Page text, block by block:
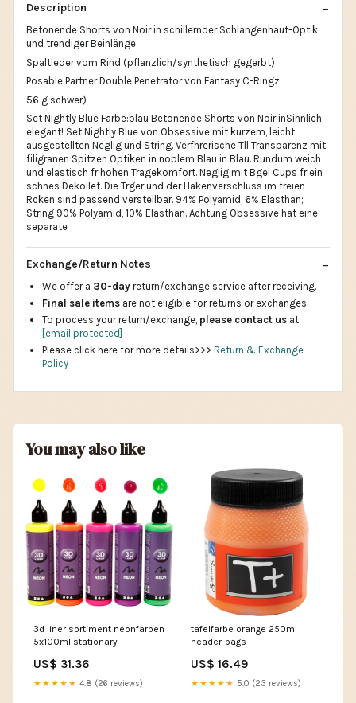
Description
Betonende Shorts von Noir in schillernder Schlangenhaut-Optik
und trendiger Beinlänge
Spaltleder vom Rind (pflanzlich/synthetisch gegerbt)
Posable Partner Double Penetrator von Fantasy C-Ringz
56 g schwer)
Set Nightly Blue Farbe:blau Betonende Shorts von Noir inSinnlich
elegant! Set Nightly Blue von Obsessive mit kurzem, leicht
ausgestellten Neglig und String. Verfhrerische Tll Transparenz mit
filigranen Spitzen Optiken in noblem Blau in Blau. Rundum weich
und elastisch fr hohen Tragekomfort. Neglig mit Bgel Cups fr ein
schnes Dekollet. Die Trger und der Hakenverschluss im freien
Rcken sind passend verstellbar. 94% Polyamid, 6% Elasthan;
String 90% Polyamid, 10% Elasthan. Achtung Obsessive hat eine
separate
Exchange/Return Notes
We offer a 30-day return/exchange service after receiving.
Final sale items are not eligible for returns or exchanges.
To process your return/exchange, please contact us at
[email protected]
Please click here for more details>>> Return & Exchange
Policy
You may also like
3d liner sortiment neonfarben
5x100ml stationary
US$ 31.36
★★★★★ 4.8 (26 reviews)
tafelfarbe orange 250ml
header-bags
US$ 16.49
★★★★★ 5.0 (23 reviews)